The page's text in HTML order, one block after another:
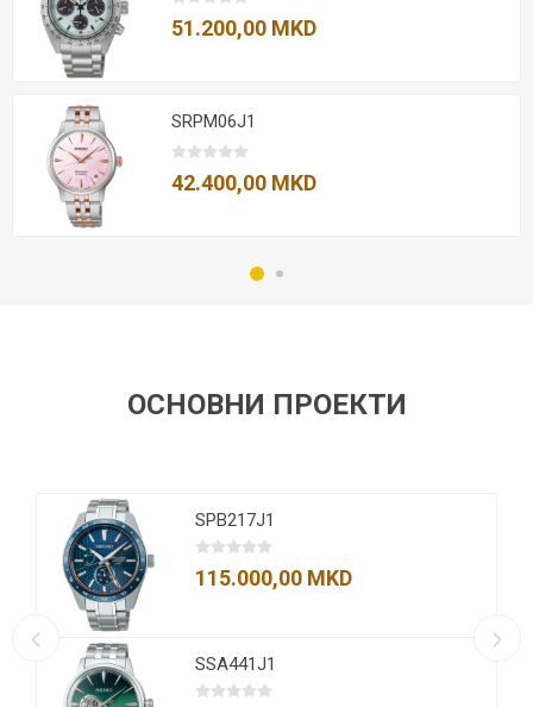
51.200,00 MKD
SRPM06J1
42.400,00 MKD
ОСНОВНИ ПРОЕКТИ
SPB217J1
115.000,00 MKD
SSA441J1